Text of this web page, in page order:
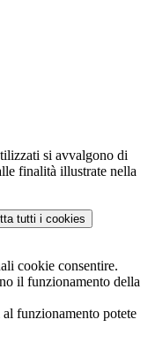
si avvalgono di
finalità illustrate nella
tutti i cookies
cookie consentire.
il funzionamento della
funzionamento potete